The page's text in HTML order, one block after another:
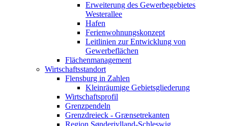
Erweiterung des Gewerbegebietes
Westerallee
Hafen
Ferienwohnungskonzept
Leitlinien zur Entwicklung von
Gewerbeflächen
Flächenmanagement
Wirtschaftsstandort
Flensburg in Zahlen
Kleinräumige Gebietsgliederung
Wirtschaftsprofil
Grenzpendeln
Grenzdreieck - Grænsetrekanten
Region Sønderjylland-Schleswig